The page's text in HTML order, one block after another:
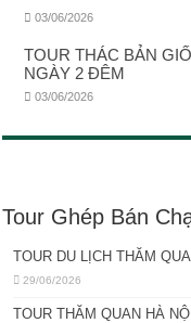
03/06/2026
TOUR THÁC BẢN
NGÀY 2 ĐÊM
03/06/2026
Tour Ghép Bán
TOUR DU LỊCH THĂM
29/06/2026
TOUR THĂM QUAN HÀ